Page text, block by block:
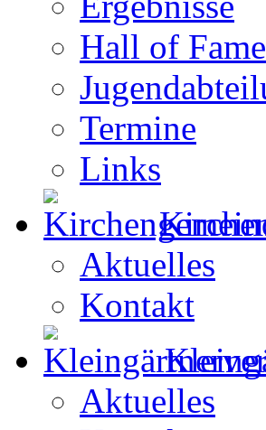
Hall of Fame
Termine
Links
Aktuelles
Kontakt
Aktuelles